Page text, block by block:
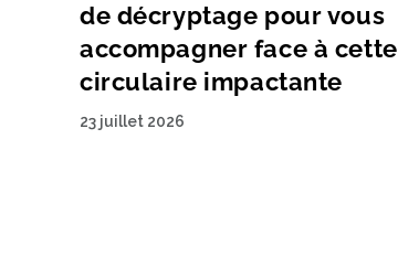
de décryptage pour vous
accompagner face à cette
circulaire impactante
23 juillet 2026